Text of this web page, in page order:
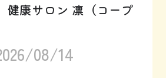
康サロン 凛（コープ
08/14